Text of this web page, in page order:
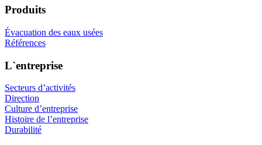
Produits
Évacuation des eaux usées
Références
L`entreprise
Secteurs d’activités
Direction
Culture d’entreprise
Histoire de l’entreprise
Durabilité